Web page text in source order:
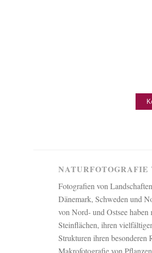
NATURFOTOGRAFIE
Fotografien von
Dänemark, Schweden und
von Nord- und Ostsee
Steinflächen, ihren
Strukturen ihren besonderen